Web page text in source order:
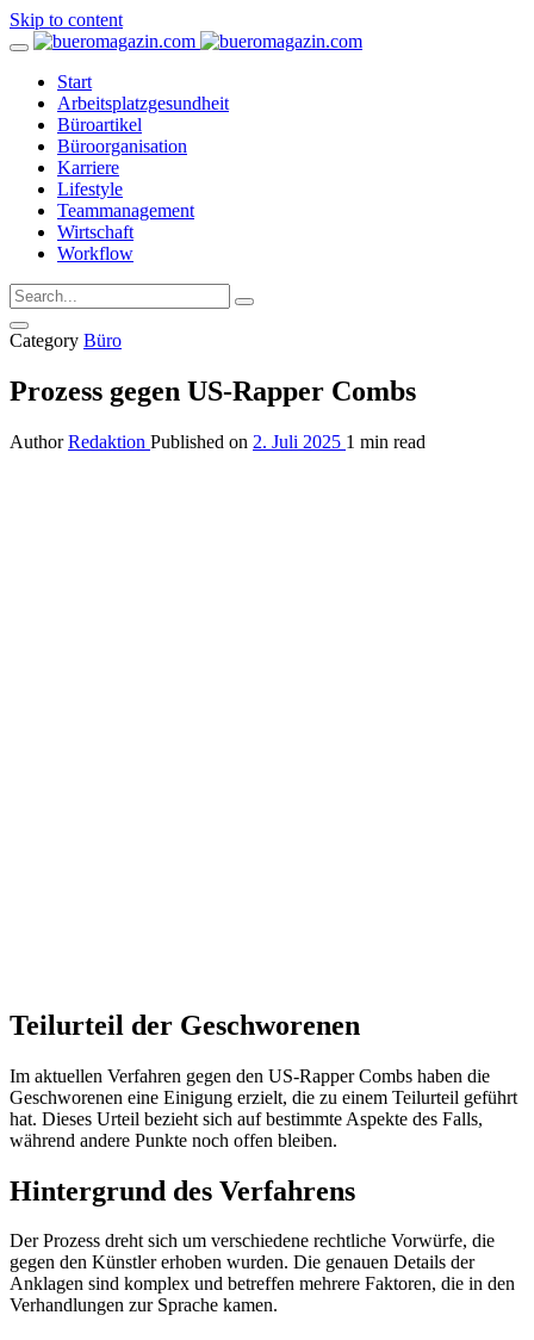
Skip to content
Start
Arbeitsplatzgesundheit
Büroartikel
Büroorganisation
Karriere
Lifestyle
Teammanagement
Wirtschaft
Workflow
Category Büro
Prozess gegen US-Rapper Combs
Author Redaktion Published on 2. Juli 2025 1 min read
Teilurteil der Geschworenen
Im aktuellen Verfahren gegen den US-Rapper Combs haben die
Geschworenen eine Einigung erzielt, die zu einem Teilurteil geführt
hat. Dieses Urteil bezieht sich auf bestimmte Aspekte des Falls,
während andere Punkte noch offen bleiben.
Hintergrund des Verfahrens
Der Prozess dreht sich um verschiedene rechtliche Vorwürfe, die
gegen den Künstler erhoben wurden. Die genauen Details der
Anklagen sind komplex und betreffen mehrere Faktoren, die in den
Verhandlungen zur Sprache kamen.